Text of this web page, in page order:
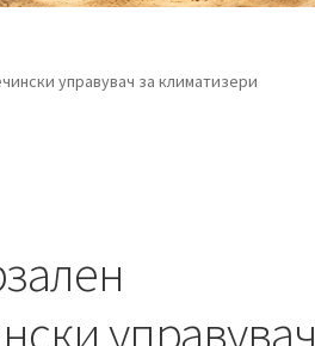
управувач за климатизери
управувач